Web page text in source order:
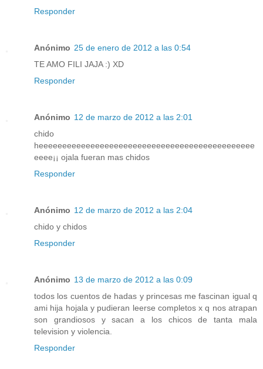
Responder
Anónimo 25 de enero de 2012 a las 0:54
TE AMO FILI JAJA :) XD
Responder
Anónimo 12 de marzo de 2012 a las 2:01
chido
heeeeeeeeeeeeeeeeeeeeeeeeeeeeeeeeeeeeeeeeeeeeee
eeee¡¡ ojala fueran mas chidos
Responder
Anónimo 12 de marzo de 2012 a las 2:04
chido y chidos
Responder
Anónimo 13 de marzo de 2012 a las 0:09
todos los cuentos de hadas y princesas me fascinan igual q
ami hija hojala y pudieran leerse completos x q nos atrapan
son grandiosos y sacan a los chicos de tanta mala
television y violencia.
Responder